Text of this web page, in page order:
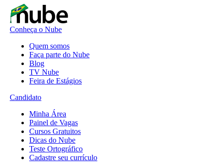
Conheça o Nube
Quem somos
Faça parte do Nube
Blog
TV Nube
Feira de Estágios
Candidato
Minha Área
Painel de Vagas
Cursos Gratuitos
Dicas do Nube
Teste Ortográfico
Cadastre seu currículo